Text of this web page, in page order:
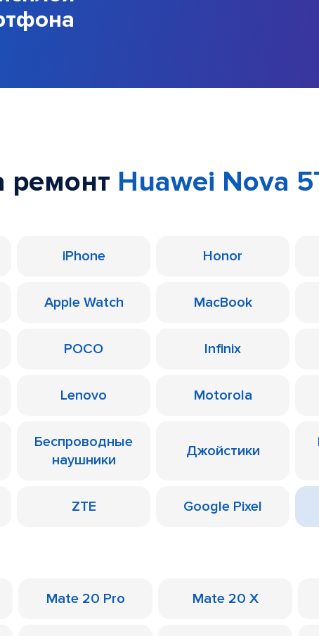
ремонт Huawei Nova
iPhone Honor
Apple Watch MacBook
POCO Infinix
Lenovo Motorola
Беспроводные
наушники
Джойстики
ZTE Google Pixel
Mate 20 Pro Mate 20 X